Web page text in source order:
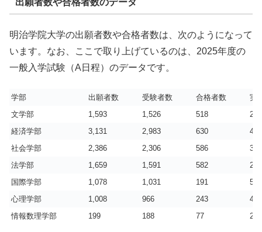
明治学院大学の出願者数や合格者数は、次のようになって
います。なお、ここで取り上げているのは、2025年度の
一般入学試験（A日程）のデータです。
学部 出願者数 受験者数 合格者数
実
文学部
1,593 1,526 518
2.9
経済学部
3,131 2,983 630
4.7
社会学部
2,386 2,306 586
3.9
法学部
1,659 1,591 582
2.7
国際学部
1,078 1,031 191
5.4
心理学部
1,008 966 243
4.0
情報数理学部
199 188 77 2.4